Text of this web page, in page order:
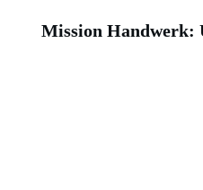
Mission Handwerk: